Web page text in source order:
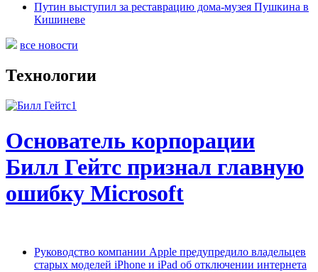
Путин выступил за реставрацию дома-музея Пушкина в
Кишиневе
все новости
Технологии
Основатель корпорации
Билл Гейтс признал главную
ошибку Microsoft
Руководство компании Apple предупредило владельцев
старых моделей iPhone и iPad об отключении интернета